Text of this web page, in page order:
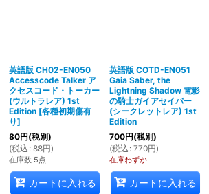
英語版 CH02-EN050
Accesscode Talker ア
クセスコード・トーカー
(ウルトラレア) 1st
Edition [各種初期傷有
り]
80円(税別)
(税込 : 88円)
在庫数 5点
カートに入れる
英語版 COTD-EN051
Gaia Saber, the
Lightning Shadow 電影
の騎士ガイアセイバー
(シークレットレア) 1st
Edition
700円(税別)
(税込 : 770円)
在庫わずか
カートに入れる